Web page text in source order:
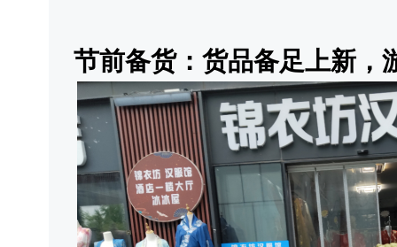
节前备货：货品备足上新，